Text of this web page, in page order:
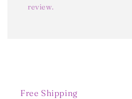
review.
Free Shipping